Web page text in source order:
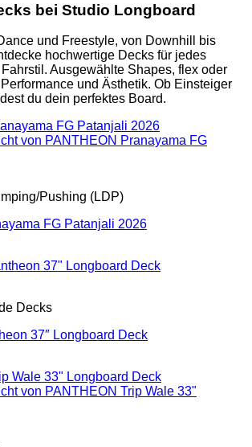
bei Studio Longboard
und Freestyle, von Downhill bis
hochwertige Decks für jedes
Ausgewählte Shapes, flex oder
und Ästhetik. Ob Einsteiger
du dein perfektes Board.
Pushing (LDP)
FG Patanjali 2026
Decks
37″ Longboard Deck